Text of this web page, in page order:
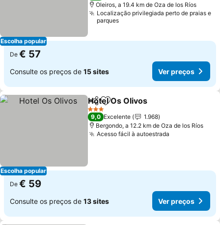
Escolha popular
Oleiros, a 19.4 km de Oza de los Ríos
Localização privilegiada perto de praias e
parques
De € 57
Consulte os preços de 15 sites Ver preços
Escolha popular
PartilharAdicionar aos favoritos
Hotel Os Olivos
3 Estrelas
9,0 Excelente
1.968
Bergondo, a 12.2 km de Oza de los Ríos
Acesso fácil à autoestrada
De € 59
Consulte os preços de 13 sites Ver preços